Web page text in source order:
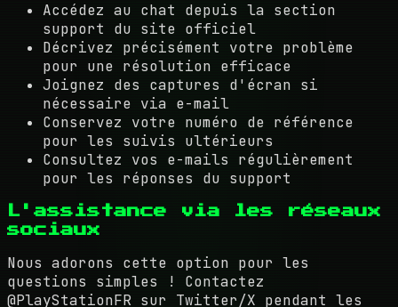
Accédez au chat depuis la section
support du site officiel
Décrivez précisément votre problème
pour une résolution efficace
Joignez des captures d'écran si
nécessaire via e-mail
Conservez votre numéro de référence
pour les suivis ultérieurs
Consultez vos e-mails régulièrement
pour les réponses du support
L'assistance via les réseaux
sociaux
Nous adorons cette option pour les
questions simples ! Contactez
@PlayStationFR sur Twitter/X pendant les